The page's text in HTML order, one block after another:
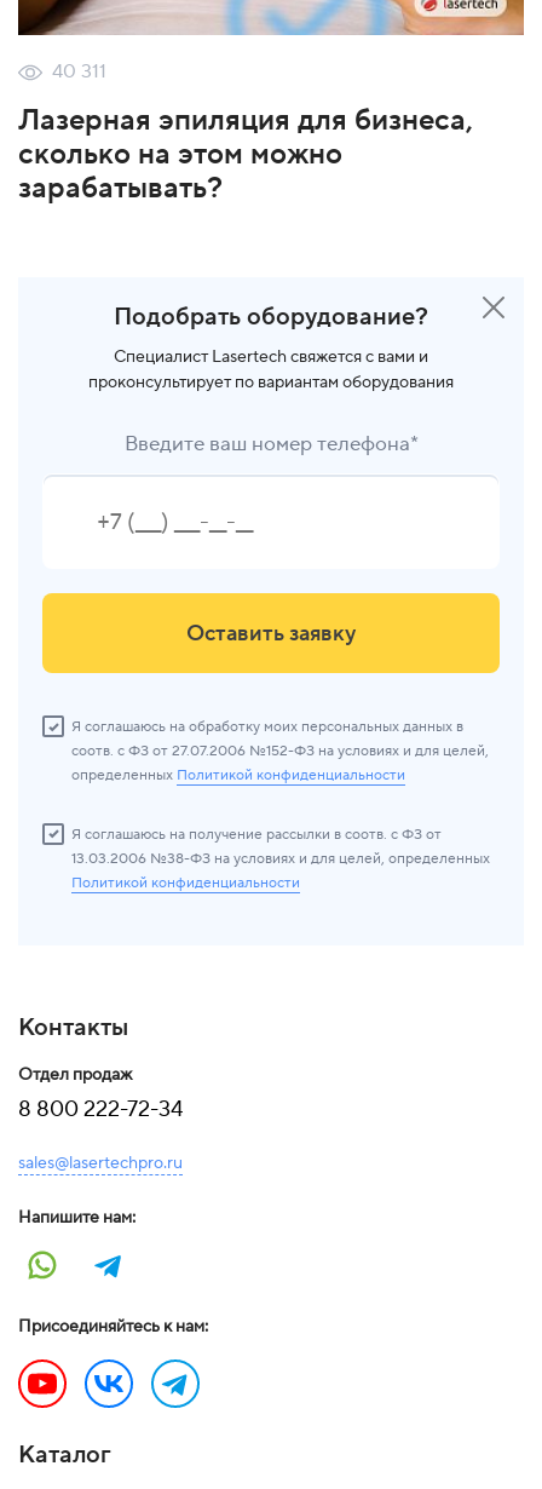
40 311
Лазерная эпиляция для бизнеса,
сколько на этом можно
зарабатывать?
Подобрать оборудование?
Специалист Lasertech свяжется с вами и
проконсультирует по вариантам оборудования
Введите ваш номер телефона*
Оставить заявку
Я соглашаюсь на обработку моих персональных данных в
соотв. с ФЗ от 27.07.2006 №152-ФЗ на условиях и для целей,
определенных Политикой конфиденциальности
Я соглашаюсь на получение рассылки в соотв. с ФЗ от
13.03.2006 №38-ФЗ на условиях и для целей, определенных
Политикой конфиденциальности
Контакты
Отдел продаж
8 800 222-72-34
sales@lasertechpro.ru
Напишите нам:
Присоединяйтесь к нам:
Каталог